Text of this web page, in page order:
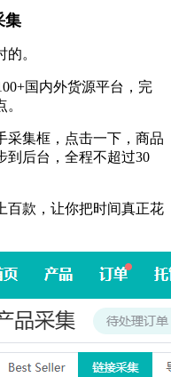
集
。
国内外货源平台，完
采集框，点击一下，商品
到后台，全程不超过30
百款，让你把时间真正花